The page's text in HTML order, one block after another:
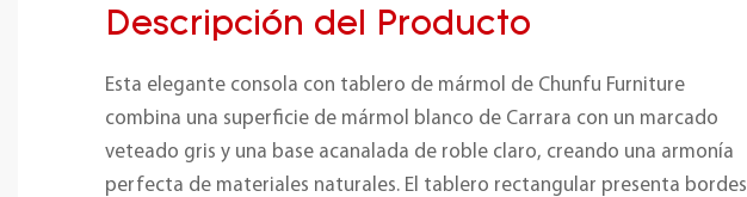
Descripción del Producto
Esta elegante consola con tablero de mármol de Chunfu Furniture
combina una superficie de mármol blanco de Carrara con un marcado
veteado gris y una base acanalada de roble claro, creando una armonía
perfecta de materiales naturales. El tablero rectangular presenta bordes